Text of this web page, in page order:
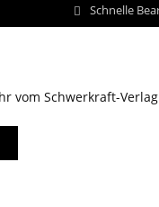
Schnelle
vom Schwerkraft-